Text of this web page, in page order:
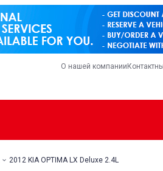
О нашей компании
2012 KIA OPTIMA LX Deluxe 2.4L